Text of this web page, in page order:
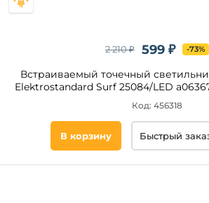
599 ₽
2 210 ₽ -73%
Встраиваемый точечный
Elektrostandard Surf 25084/LED
Код: 456318
В корзину Быстрый